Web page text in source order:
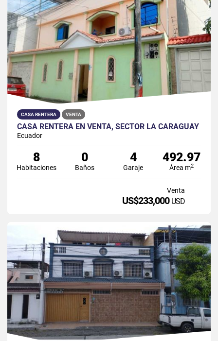
CASA RENTERA VENTA
CASA RENTERA EN VENTA, SECTOR LA CARAGUAY
Ecuador
8
Habitaciones
0
Baños
4
Garaje
492.97
Área m2
Venta
US$233,000 USD